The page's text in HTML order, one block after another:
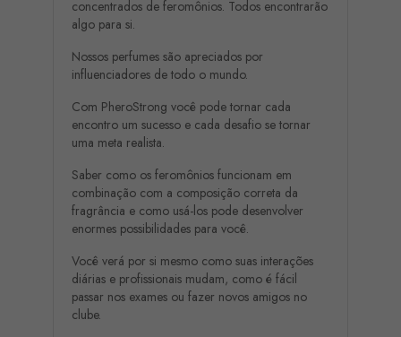
concentrados de feromônios. Todos encontrarão
algo para si.
Nossos perfumes são apreciados por
influenciadores de todo o mundo.
Com PheroStrong você pode tornar cada
encontro um sucesso e cada desafio se tornar
uma meta realista.
Saber como os feromônios funcionam em
combinação com a composição correta da
fragrância e como usá-los pode desenvolver
enormes possibilidades para você.
Você verá por si mesmo como suas interações
diárias e profissionais mudam, como é fácil
passar nos exames ou fazer novos amigos no
clube.